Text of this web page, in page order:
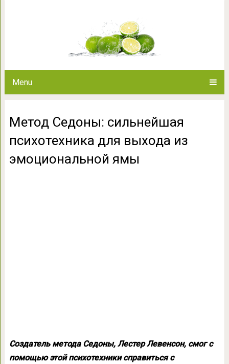
Menu
Метод Седоны: сильнейшая
психотехника для выхода из
эмоциональной ямы
Создатель метода Седоны, Лестер Левенсон, смог с
помощью этой психотехники справиться с